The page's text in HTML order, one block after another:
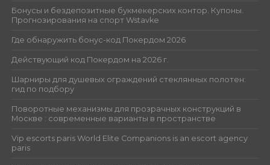
Бонусы и бездепозитные букмекерских контор. Купоны.
Прогнозирования на спорт Wstavke
Где обнаружить бонус-код Покердом 2026
Действующий код Покердом на 2026 г.
Шарниры для душевых ограждений стеклянных полотен:
гид по подбору
Поворотные механизмы для прозрачных конструкций в
Москве : современные варианты в пространстве
Vip escorts paris World Elite Companions is an escort agency
paris